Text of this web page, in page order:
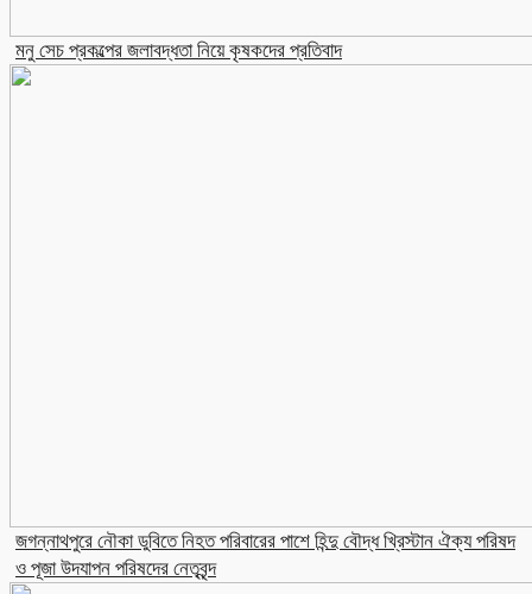
মনু সেচ প্রকল্পের জলাবদ্ধতা নিয়ে কৃষকদের প্রতিবাদ
জগন্নাথপুরে নৌকা ডুবিতে নিহত পরিবারের পাশে হিন্দু বৌদ্ধ খ্রিস্টান ঐক্য পরিষদ
ও পূজা উদযাপন পরিষদের নেতৃবৃন্দ